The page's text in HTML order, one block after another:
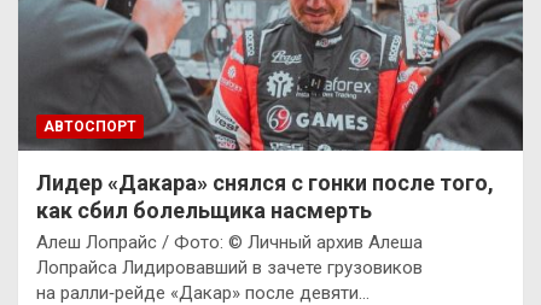
АВТОСПОРТ
Лидер «Дакара» снялся с гонки после того,
как сбил болельщика насмерть
Алеш Лопрайс / Фото: © Личный архив Алеша
Лопрайса Лидировавший в зачете грузовиков
на ралли‑рейде «Дакар» после девяти…